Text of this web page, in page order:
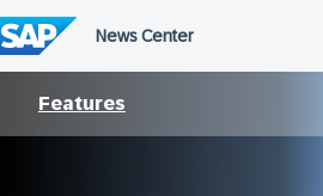
Features